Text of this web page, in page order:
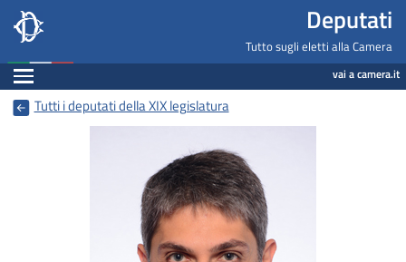
Deputati, Camera dei Deputati -
Salta al contenuto principale
Salta al menu di navigazione Deputati
Tutto sugli eletti alla Camera
Espandi vai a camera.it
Tutti i deputati della XIX legislatura
Navigazione pagine di servizio
Fine pagina
Salta al contenuto principale
Salta al menu di navigazione
Vai a inizio pagina